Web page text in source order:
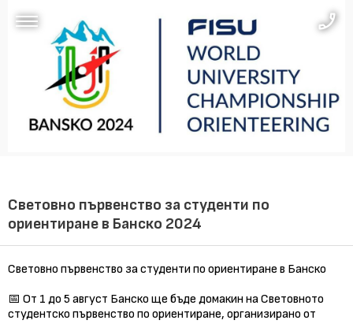
Световно първенство за студенти по
ориентиране в Банско 2024
Световно първенство за студенти по ориентиране в Банско
📅 От 1 до 5 август Банско ще бъде домакин на Световното
студентско първенство по ориентиране, организирано от